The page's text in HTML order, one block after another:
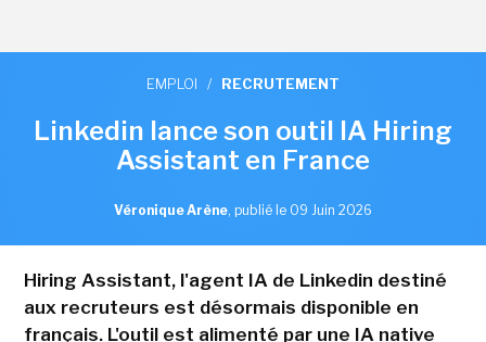
EMPLOI / RECRUTEMENT
Linkedin lance son outil IA Hiring
Assistant en France
Véronique Arène, publié le 09 Juin 2026
Hiring Assistant, l'agent IA de Linkedin destiné
aux recruteurs est désormais disponible en
français. L'outil est alimenté par une IA native